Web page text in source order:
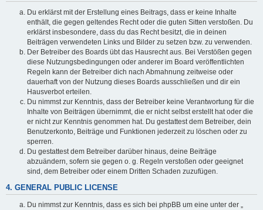
Du erklärst mit der Erstellung eines Beitrags, dass er keine Inhalte
enthält, die gegen geltendes Recht oder die guten Sitten verstoßen. Du
erklärst insbesondere, dass du das Recht besitzt, die in deinen
Beiträgen verwendeten Links und Bilder zu setzen bzw. zu verwenden.
Der Betreiber des Boards übt das Hausrecht aus. Bei Verstößen gegen
diese Nutzungsbedingungen oder anderer im Board veröffentlichten
Regeln kann der Betreiber dich nach Abmahnung zeitweise oder
dauerhaft von der Nutzung dieses Boards ausschließen und dir ein
Hausverbot erteilen.
Du nimmst zur Kenntnis, dass der Betreiber keine Verantwortung für die
Inhalte von Beiträgen übernimmt, die er nicht selbst erstellt hat oder die
er nicht zur Kenntnis genommen hat. Du gestattest dem Betreiber, dein
Benutzerkonto, Beiträge und Funktionen jederzeit zu löschen oder zu
sperren.
Du gestattest dem Betreiber darüber hinaus, deine Beiträge
abzuändern, sofern sie gegen o. g. Regeln verstoßen oder geeignet
sind, dem Betreiber oder einem Dritten Schaden zuzufügen.
4. GENERAL PUBLIC LICENSE
Du nimmst zur Kenntnis, dass es sich bei phpBB um eine unter der „